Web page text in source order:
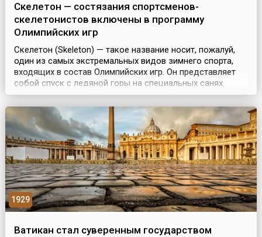
Скелетон — состязания спортсменов-
скелетонистов включены в программу
Олимпийских игр
Скелетон (Skeleton) — такое название носит, пожалуй,
один из самых экстремальных видов зимнего спорта,
входящих в состав Олимпийских игр. Он представляет
собой спуск с ледяной горы на специальных санях.
Спортсмен лежит на животе, головой вперед, с
вытянутыми вдоль тела руками, и управляет движением
саней ногами, обутыми в специальные ботинки с
шипами. Скорость, которую он при этом развивает, д...
1929
Ватикан стал суверенным государством